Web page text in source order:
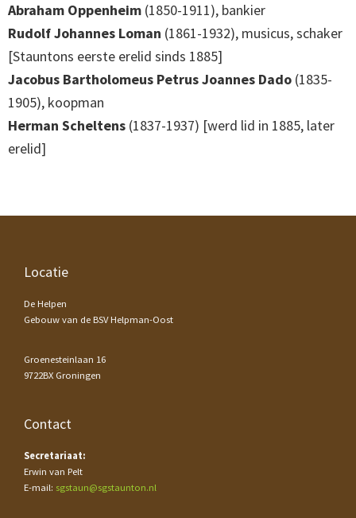
Abraham Oppenheim (1850-1911), bankier
Rudolf Johannes Loman (1861-1932), musicus, schaker
[Stauntons eerste erelid sinds 1885]
Jacobus Bartholomeus Petrus Joannes Dado (1835-
1905), koopman
Herman Scheltens (1837-1937) [werd lid in 1885, later
erelid]
Footer
Locatie
De Helpen
Gebouw van de BSV Helpman-Oost
Groenesteinlaan 16
9722BX Groningen
Contact
Secretariaat:
Erwin van Pelt
E-mail: sgstaun@sgstaunton.nl